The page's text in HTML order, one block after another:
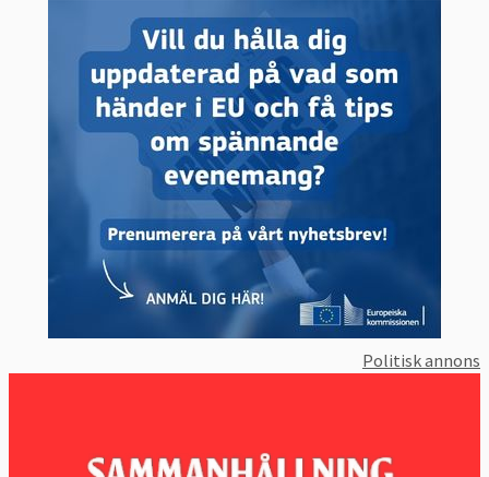
sociala pelaren ska genomföras i respektive
EU-land.
EU-kommissionen har dock tagit in
principerna i de rekommendationer som
man ger till medlemsländerna inom den så
ekonomiska planeringsterminen
Riktlinjerna var också en del av
kommissionens lagförslag ombättre villkor
för europeiska arbetstagare och förslaget
om eneuropeisk arbetsmyndighet och
starkare socialt skydd
för arbetare som
jobbar i andra medlemsländer än hemlandet.
försöka höja sysselsättningsgraden till
Politisk annons